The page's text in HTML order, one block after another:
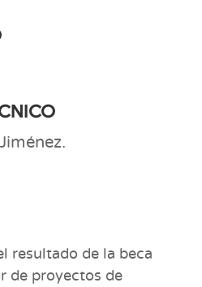
resultado de la beca
de proyectos de